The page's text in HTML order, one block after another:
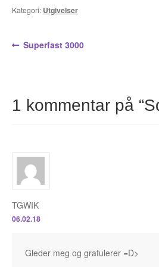
Duplex
Esben S. Titland
Flu Hartberg
Håvard S. Johansen
Kategori: Utgivelser
Innleggsnavigasjon
Forrige
Superfast 3000
1 kommentar på “
TGWIK
06.02.18
Gleder meg og gratulerer =D>